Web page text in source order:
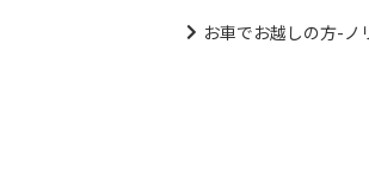
お車でお越しの方-ノ